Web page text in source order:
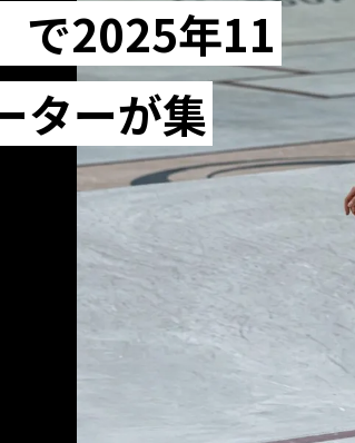
で2025年11
ターが集